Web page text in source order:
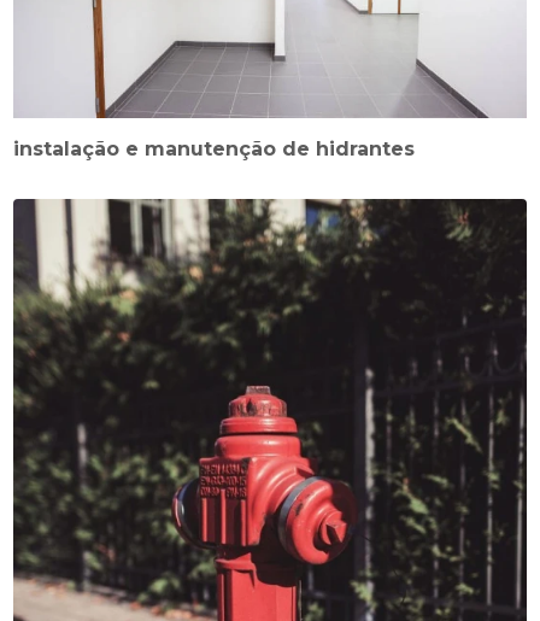
instalação e manutenção de hidrantes